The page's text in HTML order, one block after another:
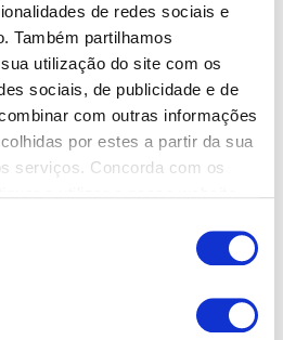
de redes sociais e
Também partilhamos
utilização do site com os
sociais, de publicidade e de
com outras informações
por estes a partir da sua
serviços. Concorda com os